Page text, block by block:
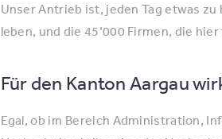
Unser Antrieb ist, jeden Tag etwas
leben, und die 45’000 Firmen, die
Für den Kanton Aargau
Egal, ob im Bereich Administration,